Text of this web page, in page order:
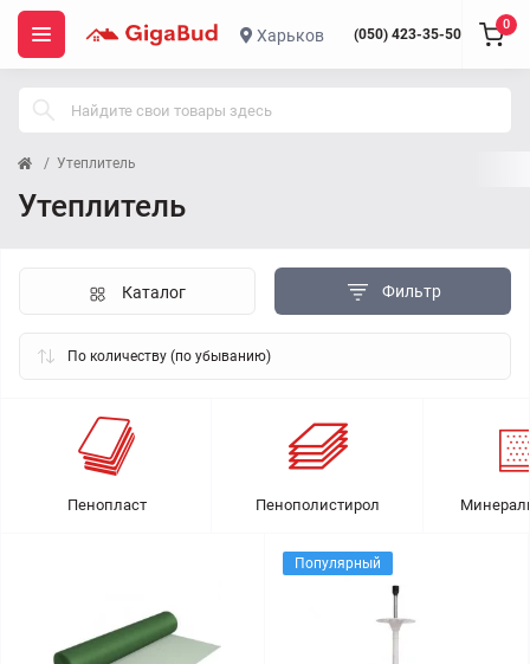
Харьков (050) 423-35-50
0
Утеплитель
Утеплитель
Фильтр
Каталог
Пенопласт Пенополистирол
Популярный